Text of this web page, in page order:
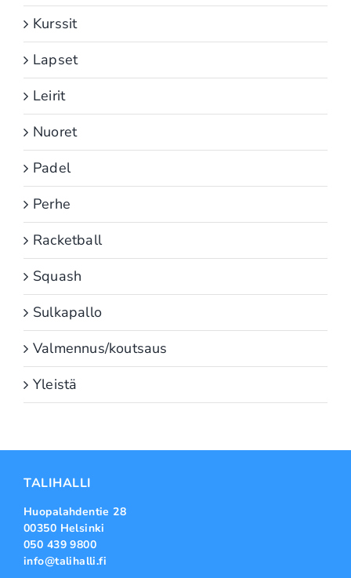
Kurssit
Lapset
Leirit
Nuoret
Padel
Perhe
Racketball
Squash
Sulkapallo
Valmennus/koutsaus
Yleistä
TALIHALLI
Huopalahdentie 28
00350 Helsinki
050 439 9800
info@talihalli.fi